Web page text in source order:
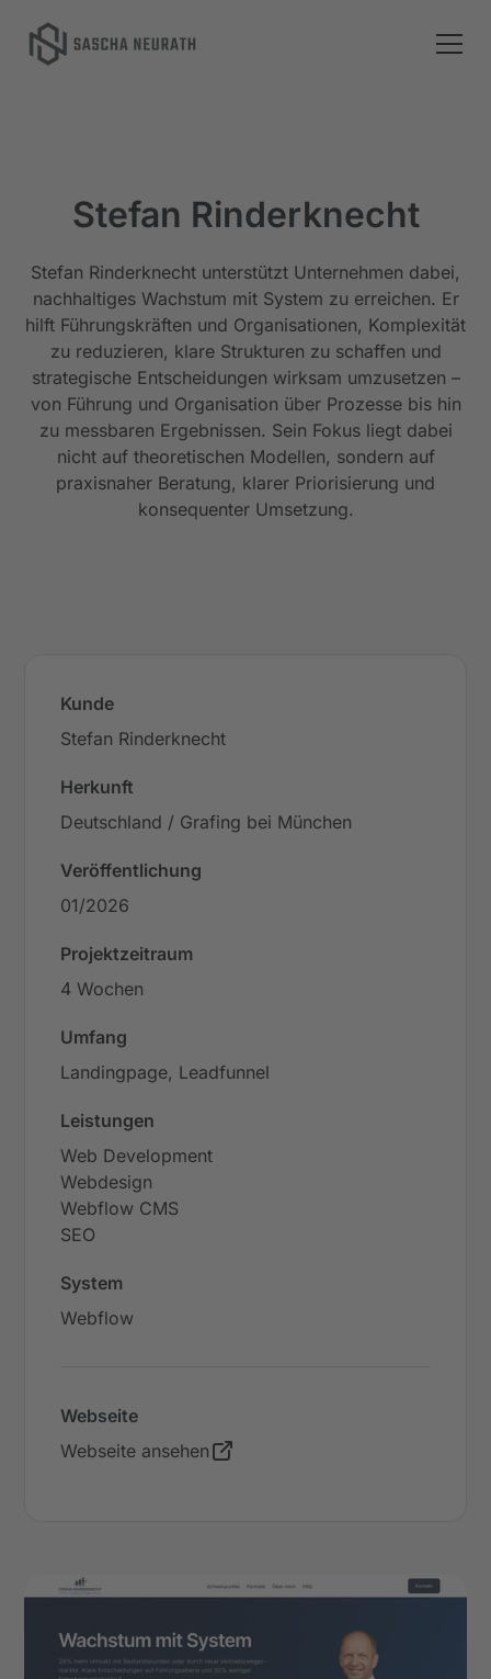
Stefan Rinderknecht
Stefan Rinderknecht unterstützt Unternehmen dabei,
nachhaltiges Wachstum mit System zu erreichen. Er
hilft Führungskräften und Organisationen, Komplexität
zu reduzieren, klare Strukturen zu schaffen und
strategische Entscheidungen wirksam umzusetzen –
von Führung und Organisation über Prozesse bis hin
zu messbaren Ergebnissen. Sein Fokus liegt dabei
nicht auf theoretischen Modellen, sondern auf
praxisnaher Beratung, klarer Priorisierung und
konsequenter Umsetzung.
Kunde
Stefan Rinderknecht
Herkunft
Deutschland / Grafing bei München
Veröffentlichung
01/2026
Projektzeitraum
4 Wochen
Umfang
Landingpage, Leadfunnel
Leistungen
Web Development
Webdesign
Webflow CMS
SEO
System
Webflow
Webseite
Webseite ansehen